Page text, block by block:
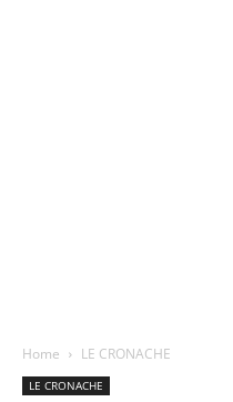
Home LE CRONACHE
LE CRONACHE